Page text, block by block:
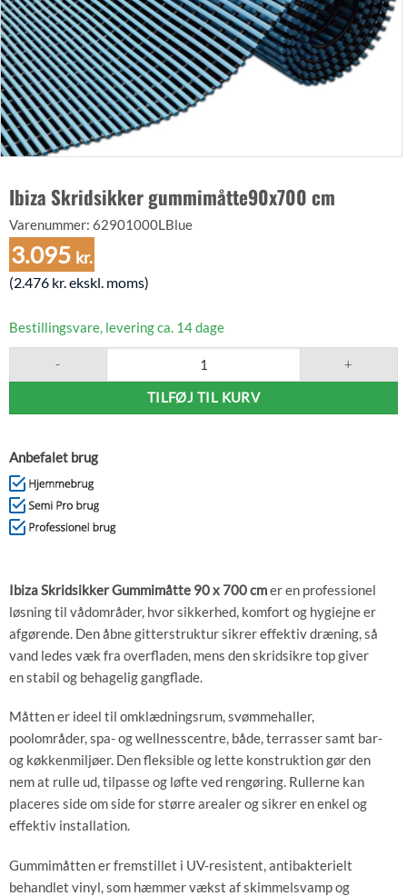
Ibiza Skridsikker gummimåtte90x700 cm
Varenummer: 62901000LBlue
3.095 kr.
(2.476 kr.ekskl. moms)
Bestillingsvare, levering ca. 14 dage
TILFØJ TIL KURV
Anbefalet brug
Ibiza Skridsikker Gummimåtte 90 x 700 cmer en professionel
løsning til vådområder, hvor sikkerhed, komfort og hygiejne er
afgørende. Den åbne gitterstruktur sikrer effektiv dræning, så
vand ledes væk fra overfladen, mens den skridsikre top giver
en stabil og behagelig gangflade.
Måtten er ideel til omklædningsrum, svømmehaller,
poolområder, spa- og wellnesscentre, både, terrasser samt bar-
og køkkenmiljøer. Den fleksible og lette konstruktion gør den
nem at rulle ud, tilpasse og løfte ved rengøring. Rullerne kan
placeres side om side for større arealer og sikrer en enkel og
effektiv installation.
Gummimåtten er fremstillet i UV-resistent, antibakterielt
behandlet vinyl, som hæmmer vækst af skimmelsvamp og